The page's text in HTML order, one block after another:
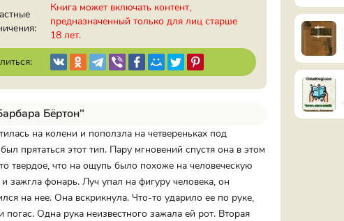
Книга может включать контент,
предназначенный только для лиц старше
18 лет.
Бёртон"
на колени и поползла на четвереньках под
прятаться этот тип. Пару мгновений спустя она в этом
твердое, что на ощупь было похоже на человеческую
зажгла фонарь. Луч упал на фигуру человека, он
на нее. Она вскрикнула. Что-то ударило ее по руке,
Одна рука неизвестного зажала ей рот. Вторая